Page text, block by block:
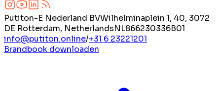
Putiton-E Nederland BVWilhelminaplein 1, 40, 3072
DE Rotterdam, NetherlandsNL866230336B01
info@putiton.online/+31 6 23221201
Brandbook downloaden